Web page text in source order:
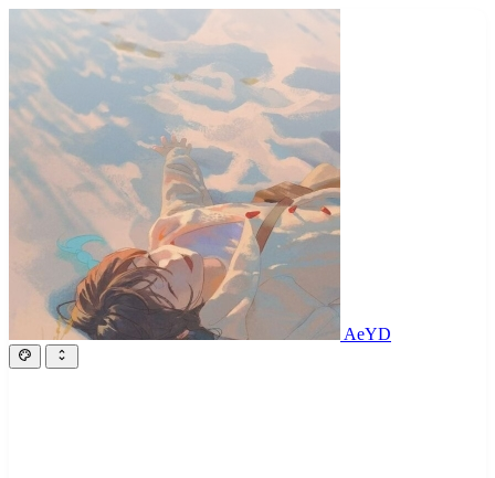
AeYD
AeYunDian